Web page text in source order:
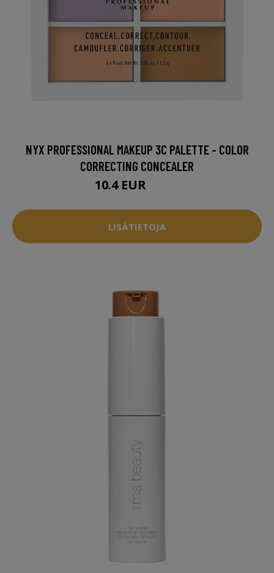
NYX PROFESSIONAL MAKEUP 3C PALETTE - COLOR
CORRECTING CONCEALER
10.4 EUR
LISÄTIETOJA